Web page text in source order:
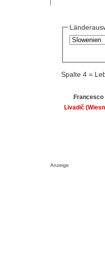
Spalte 4 =
Francesco
Livadič
Anzeige